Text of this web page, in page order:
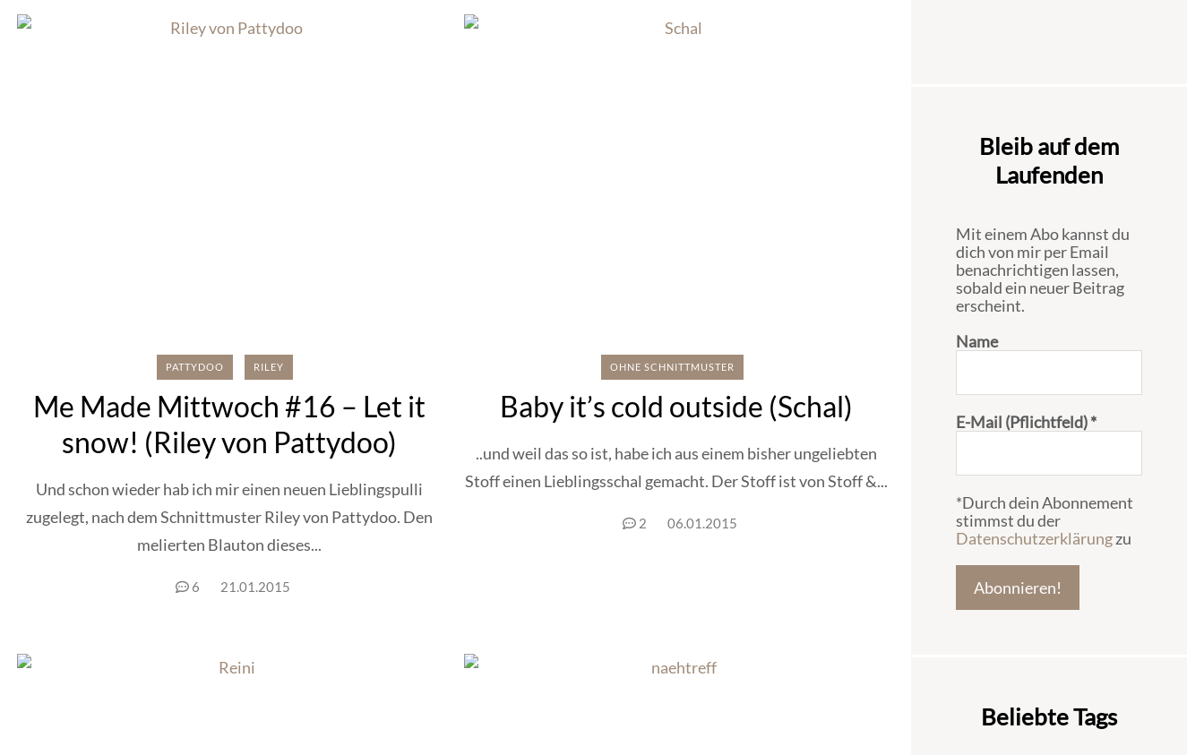
PATTYDOO RILEY
Me Made Mittwoch #16 – Let it
snow! (Riley von Pattydoo)
Und schon wieder hab ich mir einen neuen Lieblingspulli
zugelegt, nach dem Schnittmuster Riley von Pattydoo. Den
melierten Blauton dieses...
6 21.01.2015
OHNE SCHNITTMUSTER
Baby it’s cold outside (Schal)
..und weil das so ist, habe ich aus einem bisher ungeliebten
Stoff einen Lieblingsschal gemacht. Der Stoff ist von Stoff &...
2 06.01.2015
Bleib auf dem
Laufenden
Mit einem Abo kannst du
dich von mir per Email
benachrichtigen lassen,
sobald ein neuer Beitrag
erscheint.
Name
E-Mail (Pflichtfeld)*
*Durch dein Abonnement
stimmst du der
Datenschutzerklärungzu
Beliebte Tags